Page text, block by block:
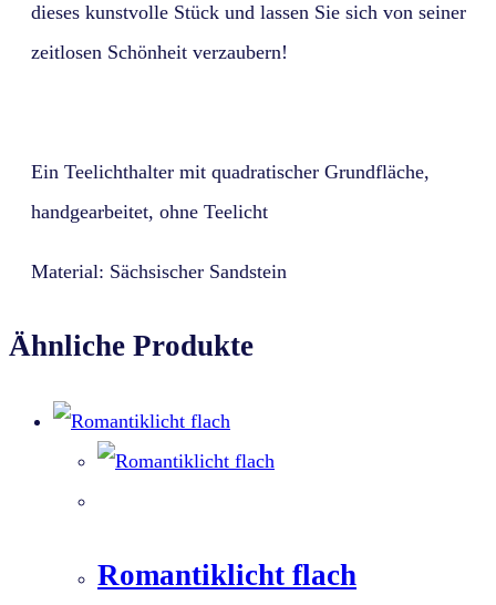
dieses kunstvolle Stück und lassen Sie sich von seiner
zeitlosen Schönheit verzaubern!
Ein Teelichthalter mit quadratischer Grundfläche,
handgearbeitet, ohne Teelicht
Material: Sächsischer Sandstein
Ähnliche Produkte
Romantiklicht flach